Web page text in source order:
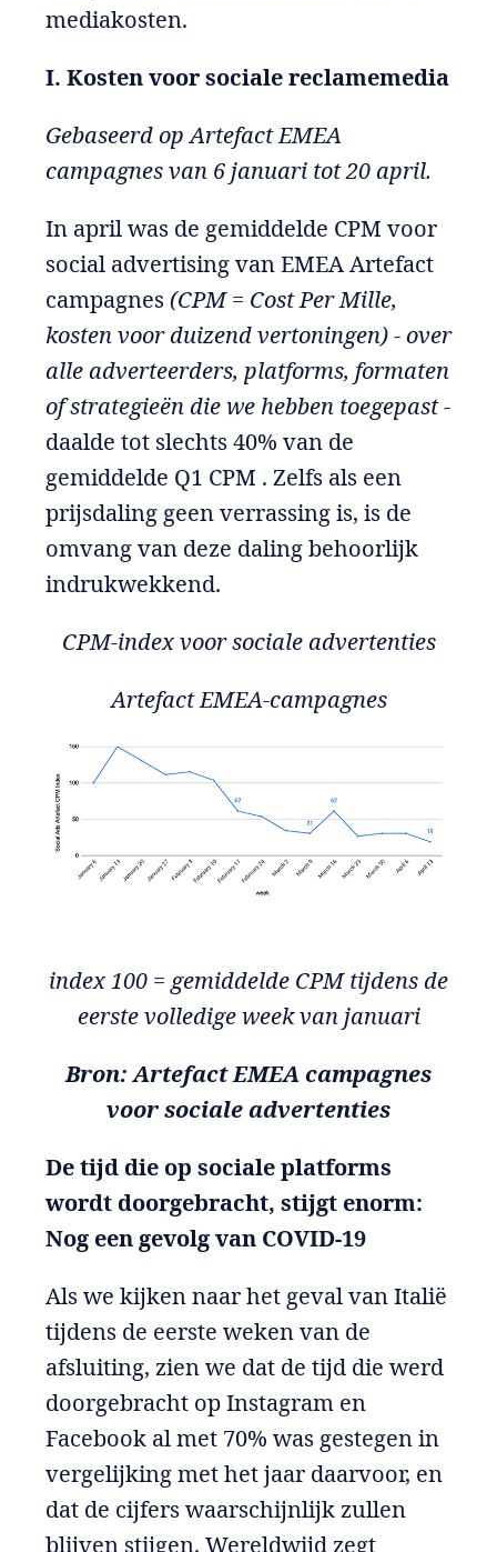
mediakosten.
I. Kosten voor sociale reclamemedia
Gebaseerd op Artefact EMEA
campagnes van 6 januari tot 20 april.
In april was de gemiddelde CPM voor
social advertising van EMEA Artefact
campagnes (CPM = Cost Per Mille,
kosten voor duizend vertoningen)-over
alle adverteerders, platforms, formaten
of strategieën die we hebben toegepast-
daalde tot slechts 40% van de
gemiddelde Q1 CPM . Zelfs als een
prijsdaling geen verrassing is, is de
omvang van deze daling behoorlijk
indrukwekkend.
CPM-index voor sociale advertenties
Artefact EMEA-campagnes
index 100 = gemiddelde CPM tijdens de
eerste volledige week van januari
Bron: Artefact EMEA campagnes
voor sociale advertenties
De tijd die op sociale platforms
wordt doorgebracht, stijgt enorm:
Nog een gevolg van COVID-19
Als we kijken naar het geval van Italië
tijdens de eerste weken van de
afsluiting, zien we dat de tijd die werd
doorgebracht op Instagram en
Facebook al met 70% was gestegen in
vergelijking met het jaar daarvoor, en
dat de cijfers waarschijnlijk zullen
blijven stijgen. Wereldwijd zegt